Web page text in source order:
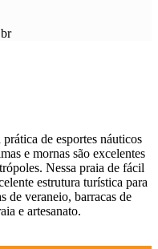
de esportes náuticos
e mornas são excelentes
Nessa praia de fácil
estrutura turística para
de veraneio, barracas de
e artesanato.